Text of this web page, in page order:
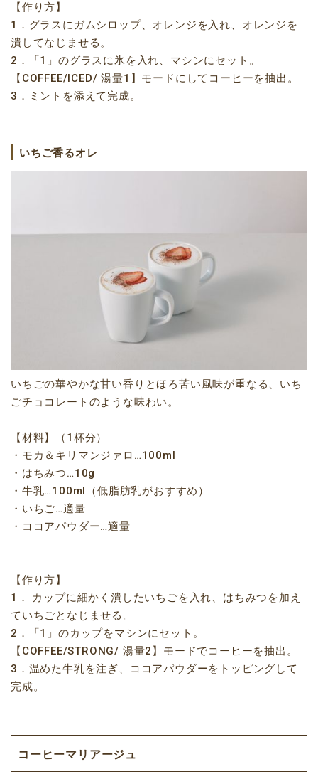
【作り方】
1．グラスにガムシロップ、オレンジを入れ、オレンジを
潰してなじませる。
2．「1」のグラスに氷を入れ、マシンにセット。
【COFFEE/ICED/ 湯量1】モードにしてコーヒーを抽出。
3．ミントを添えて完成。
いちご香るオレ
いちごの華やかな甘い香りとほろ苦い風味が重なる、いち
ごチョコレートのような味わい。
【材料】（1杯分）
・モカ＆キリマンジァロ…100ml
・はちみつ…10g
・牛乳…100ml（低脂肪乳がおすすめ）
・いちご…適量
・ココアパウダー…適量
【作り方】
1． カップに細かく潰したいちごを入れ、はちみつを加え
ていちごとなじませる。
2．「1」のカップをマシンにセット。
【COFFEE/STRONG/ 湯量2】モードでコーヒーを抽出。
3．温めた牛乳を注ぎ、ココアパウダーをトッピングして
完成。
コーヒーマリアージュ